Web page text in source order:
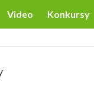
Video Konkursy